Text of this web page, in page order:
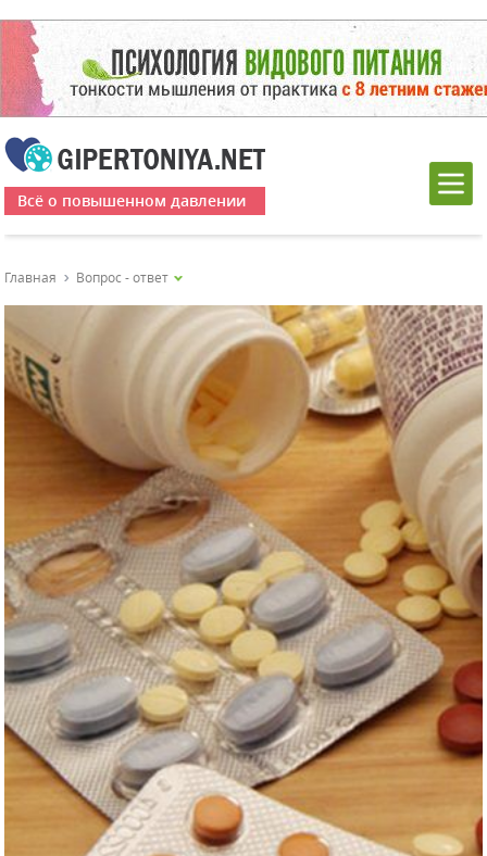
Всё о повышенном давлении
Главная Вопрос - ответ